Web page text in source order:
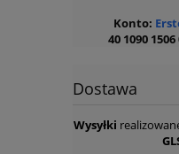
Konto:
40 1090 1506
Dostawa
Wysyłki